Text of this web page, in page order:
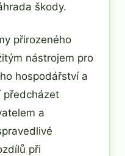
škody.
přirozeného
nástrojem pro
hospodářství a
předcházet
a
při